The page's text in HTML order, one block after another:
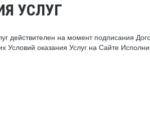
УСЛУГ
действителен на момент подписания
Условий оказания Услуг на Сайте